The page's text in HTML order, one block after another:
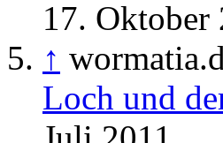
17. Oktober
↑
Loch und